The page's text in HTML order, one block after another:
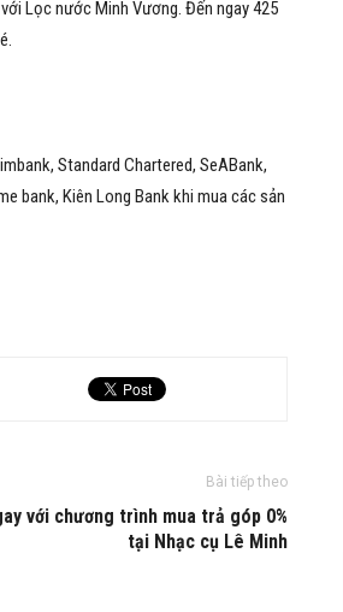
Lọc nước Minh Vương. Đến ngay425
Standard Chartered, SeABank,
bank, Kiên Long Bank khi mua các sản
Bài tiếp theo
với chương trình mua trả góp 0%
tại Nhạc cụ Lê Minh